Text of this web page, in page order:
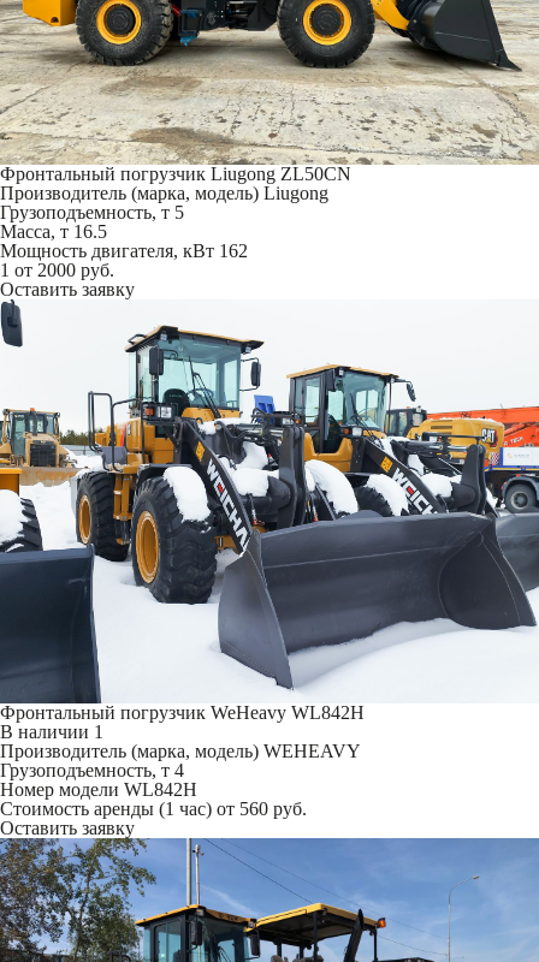
Фронтальный погрузчик Liugong ZL50CN
Производитель (марка, модель) Liugong
Грузоподъемность, т 5
Масса, т 16.5
Мощность двигателя, кВт 162
1 от 2000 руб.
Оставить заявку
Фронтальный погрузчик WeHeavy WL842H
В наличии 1
Производитель (марка, модель) WEHEAVY
Грузоподъемность, т 4
Номер модели WL842H
Стоимость аренды (1 час) от 560 руб.
Оставить заявку